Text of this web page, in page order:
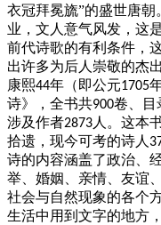
衣冠拜冕旒”的盛世唐
业，文人意气风发，这
前代诗歌的有利条件，
出许多为后人崇敬的杰
康熙44年（即公元1705
诗》，全书共900卷、目
涉及作者2873人。这本
拾遗，现今可考的诗人
诗的内容涵盖了政治、
举、婚姻、亲情、友谊
社会与自然现象的各个
生活中用到文字的地方